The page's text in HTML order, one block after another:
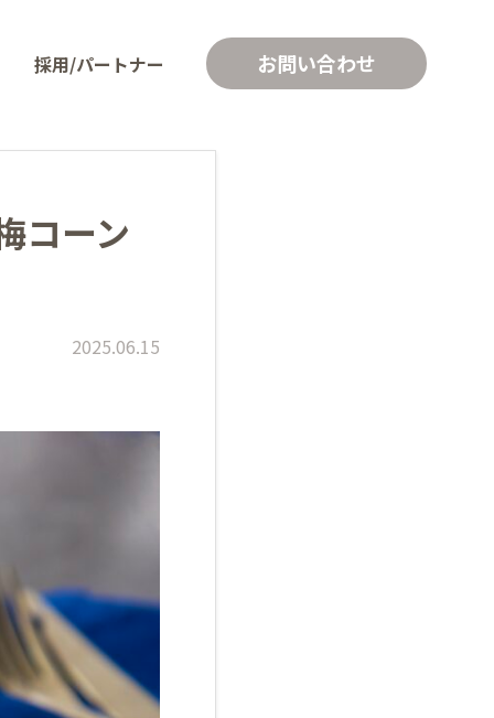
採用/パートナー お問い合わせ
コーン
2025.06.15